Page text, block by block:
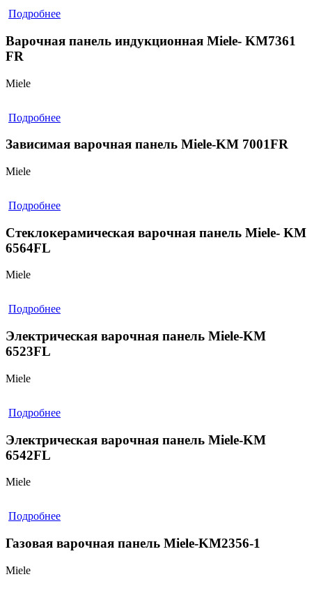
Подробнее
Варочная панель индукционная Miele- KM7361
FR
Miele
Подробнее
Зависимая варочная панель Miele-KM 7001FR
Miele
Подробнее
Стеклокерамическая варочная панель Miele- KM
6564FL
Miele
Подробнее
Электрическая варочная панель Miele-KM
6523FL
Miele
Подробнее
Электрическая варочная панель Miele-KM
6542FL
Miele
Подробнее
Газовая варочная панель Miele-KM2356-1
Miele